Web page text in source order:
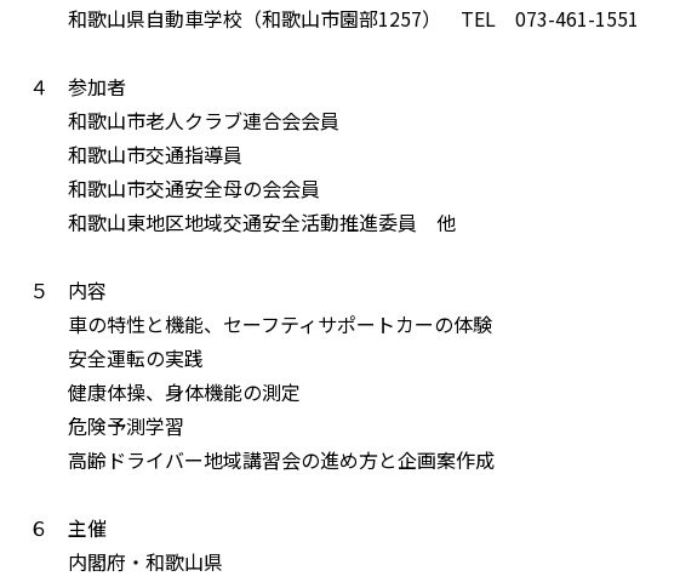
和歌山県自動車学校（和歌山市園部1257） TEL 073-461-1551
４ 参加者
和歌山市老人クラブ連合会会員
和歌山市交通指導員
和歌山市交通安全母の会会員
和歌山東地区地域交通安全活動推進委員 他
５ 内容
車の特性と機能、セーフティサポートカーの体験
安全運転の実践
健康体操、身体機能の測定
危険予測学習
高齢ドライバー地域講習会の進め方と企画案作成
６ 主催
内閣府・和歌山県